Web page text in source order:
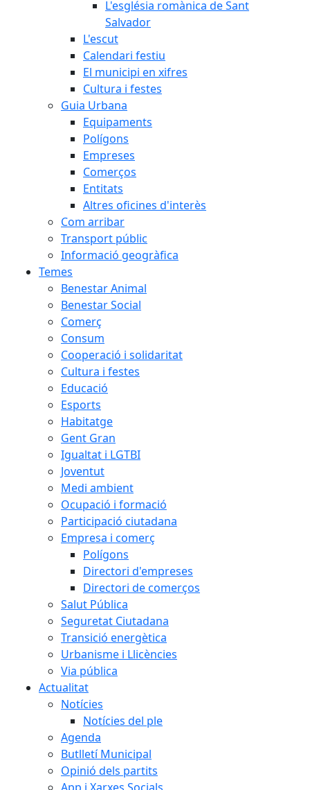
L'església romànica de Sant
Salvador
L'escut
Calendari festiu
El municipi en xifres
Cultura i festes
Guia Urbana
Equipaments
Polígons
Empreses
Comerços
Entitats
Altres oficines d'interès
Com arribar
Transport públic
Informació geogràfica
Temes
Benestar Animal
Benestar Social
Comerç
Consum
Cooperació i solidaritat
Cultura i festes
Educació
Esports
Habitatge
Gent Gran
Igualtat i LGTBI
Joventut
Medi ambient
Ocupació i formació
Participació ciutadana
Empresa i comerç
Polígons
Directori d'empreses
Directori de comerços
Salut Pública
Seguretat Ciutadana
Transició energètica
Urbanisme i Llicències
Via pública
Actualitat
Notícies
Notícies del ple
Agenda
Butlletí Municipal
Opinió dels partits